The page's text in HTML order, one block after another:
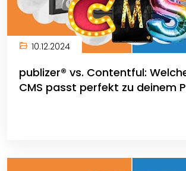
10.12.2024
publizer® vs. Contentful:
CMS passt perfekt zu deinem